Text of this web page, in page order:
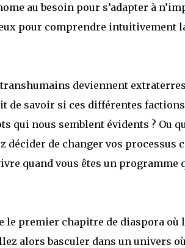
au besoin pour s’adapter à
pour comprendre intuitivement
deviennent
de savoir si ces différentes
qui nous semblent évidents ? Ou
décider de changer vos processus
quand vous êtes un programme
le premier chapitre de diaspora
alors basculer dans un univers